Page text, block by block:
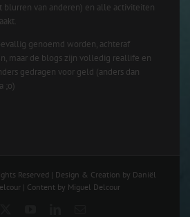
blurren van anderen) en alle activiteiten
genoemd worden, achteraf
maar de blogs zijn volledig reallife en
gedragen voor geld (anders dan
;o)
Reserved | Design & Creation by Daniël
| Content by Miguel Delcour